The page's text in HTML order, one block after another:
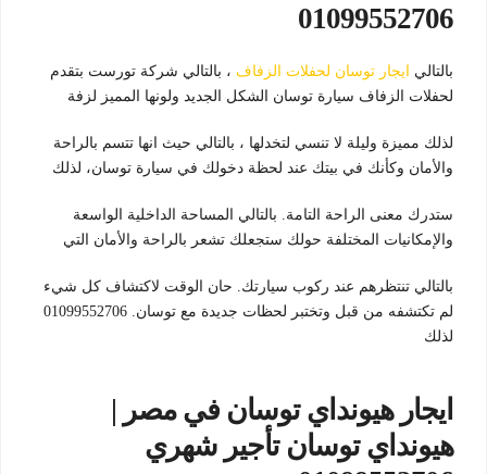
01099552706
بالتالي ايجار توسان لحفلات الزفاف ، بالتالي شركة تورست بتقدم
لحفلات الزفاف سيارة توسان الشكل الجديد ولونها المميز لزفة
لذلك مميزة وليلة لا تنسي لتخدلها ، بالتالي حيث انها تتسم بالراحة
والأمان وكأنك في بيتك عند لحظة دخولك في سيارة توسان، لذلك
ستدرك معنى الراحة التامة. بالتالي المساحة الداخلية الواسعة
والإمكانيات المختلفة حولك ستجعلك تشعر بالراحة والأمان التي
بالتالي تنتظرهم عند ركوب سيارتك. حان الوقت لاكتشاف كل شيء
لم تكتشفه من قبل وتختبر لحظات جديدة مع توسان. 01099552706
لذلك
ايجار هيونداي توسان في مصر |
هيونداي توسان تأجير شهري